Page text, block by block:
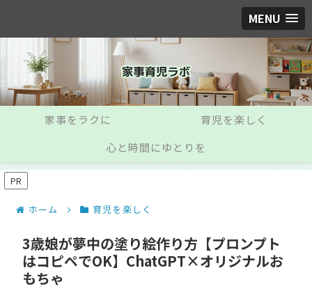
MENU
家事をラクに
育児を楽しく
心と時間にゆとりを
PR
ホーム 育児を楽しく
3歳娘が夢中の塗り絵作り方【プロンプト
はコピペでOK】ChatGPT×オリジナルお
もちゃ